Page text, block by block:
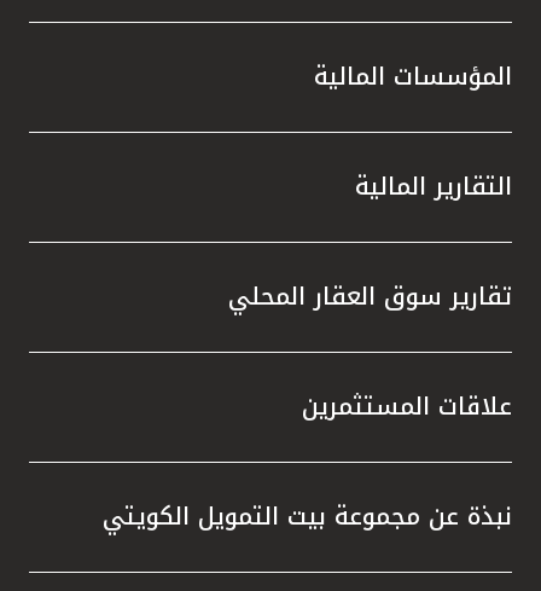
المؤسسات المالية
التقارير المالية
تقارير سوق العقار المحلي
علاقات المستثمرين
نبذة عن مجموعة بيت التمويل الكويتي